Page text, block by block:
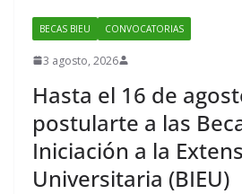
BECAS BIEU CONVOCATORIAS
3 agosto, 2026
Hasta el 16 de
postularte a las
Iniciación a la
Universitaria (BIEU)